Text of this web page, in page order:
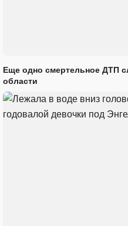
Еще одно смертельное ДТП
области